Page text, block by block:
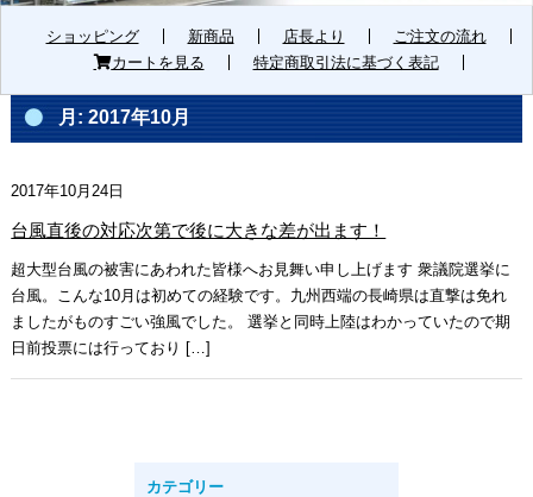
ショッピング 新商品 店長より
ご注文の流れ
カートを見る
特定商取引法に基づく表記
月:2017年10月
2017年10月24日
台風直後の対応次第で後に大きな差が出ます！
超大型台風の被害にあわれた皆様へお見舞い申し上げます 衆議院選挙に
台風。こんな10月は初めての経験です。九州西端の長崎県は直撃は免れ
ましたがものすごい強風でした。 選挙と同時上陸はわかっていたので期
日前投票には行っており […]
カテゴリー